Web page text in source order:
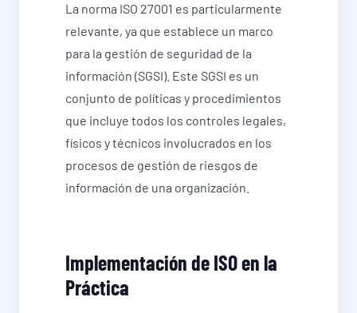
La norma ISO 27001 es particularmente
relevante, ya que establece un marco
para la gestión de seguridad de la
información (SGSI). Este SGSI es un
conjunto de políticas y procedimientos
que incluye todos los controles legales,
físicos y técnicos involucrados en los
procesos de gestión de riesgos de
información de una organización.
Implementación de ISO en la
Práctica